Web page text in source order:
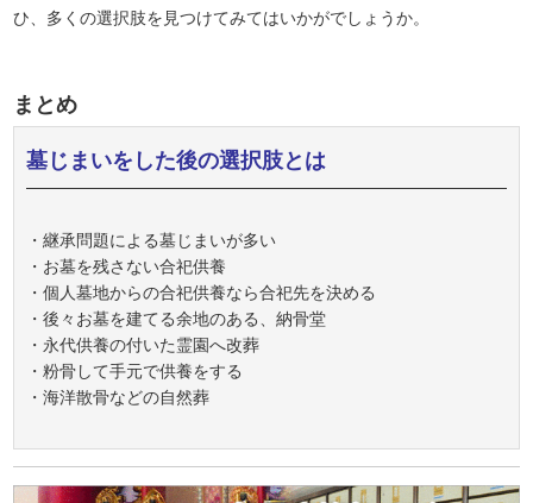
ひ、多くの選択肢を見つけてみてはいかがでしょうか。
まとめ
墓じまいをした後の選択肢とは
・継承問題による墓じまいが多い
・お墓を残さない合祀供養
・個人墓地からの合祀供養なら合祀先を決める
・後々お墓を建てる余地のある、納骨堂
・永代供養の付いた霊園へ改葬
・粉骨して手元で供養をする
・海洋散骨などの自然葬